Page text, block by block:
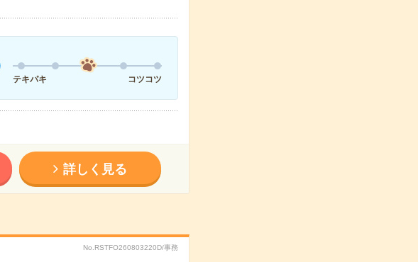
テキパキ
コツコツ
詳しく見る
No.RSTFO260803220D/事務